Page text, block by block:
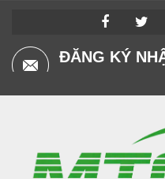
ĐĂNG KÝ